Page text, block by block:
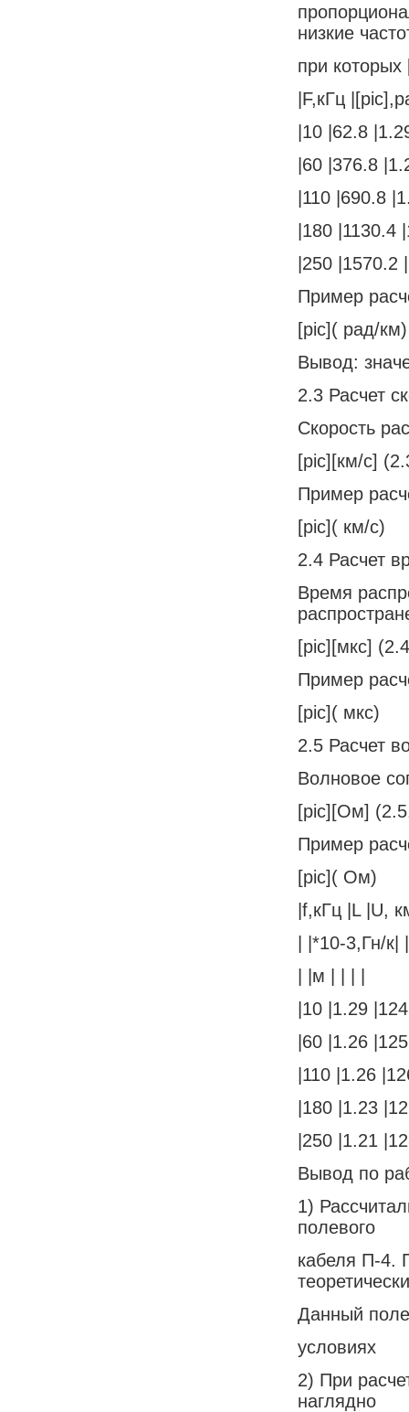
низкие
при
|F,кГц
|10 |62.8
|60 |376.8
|110 |690.8
|180 |1130.4
|250 |1570.2
Пример
[pic]( рад/км)
Вывод:
2.3 Расчет
Скорость
[pic][км/с]
Пример
[pic]( км/с)
2.4 Расчет
Время
[pic][мкс]
Пример
[pic]( мкс)
2.5 Расчет
Волновое
[pic][Ом]
Пример
[pic]( Ом)
|f,кГц |L |U,
| |*10-3,Гн/к|
| |м | | | |
|10 |1.29
|60 |1.26
|110 |1.26
|180 |1.23
|250 |1.21
Вывод по
1)
полевого
кабеля П-4.
Данный
условиях
2) При
наглядно